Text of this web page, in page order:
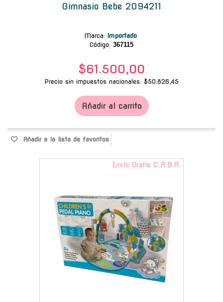
Gimnasio Bebe 2094211
Marca: Importado
Código: 367115
$61.500,00
Precio sin impuestos nacionales: $50.826,45
Añadir al carrito
Añadir a la lista de favoritos
Envío Gratis C.A.B.A.